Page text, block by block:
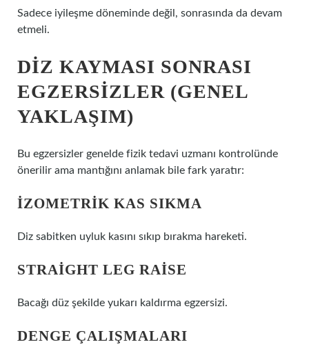
Sadece iyileşme döneminde değil, sonrasında da devam
etmeli.
DIZ KAYMASI SONRASI
EGZERSIZLER (GENEL
YAKLAŞIM)
Bu egzersizler genelde fizik tedavi uzmanı kontrolünde
önerilir ama mantığını anlamak bile fark yaratır:
İZOMETRIK KAS SIKMA
Diz sabitken uyluk kasını sıkıp bırakma hareketi.
STRAIGHT LEG RAISE
Bacağı düz şekilde yukarı kaldırma egzersizi.
DENGE ÇALIŞMALARI